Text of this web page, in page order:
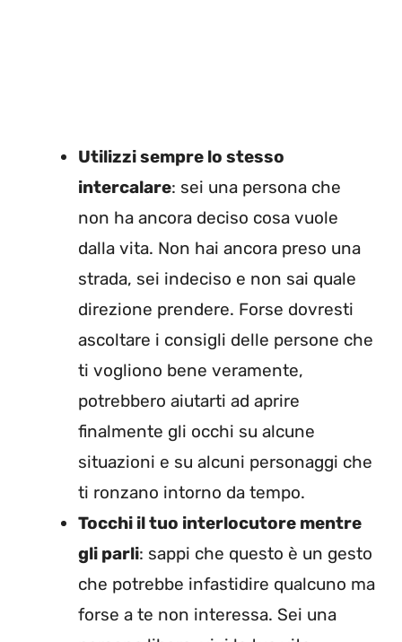
Utilizzi sempre lo stesso
intercalare: sei una persona che
non ha ancora deciso cosa vuole
dalla vita. Non hai ancora preso una
strada, sei indeciso e non sai quale
direzione prendere. Forse dovresti
ascoltare i consigli delle persone che
ti vogliono bene veramente,
potrebbero aiutarti ad aprire
finalmente gli occhi su alcune
situazioni e su alcuni personaggi che
ti ronzano intorno da tempo.
Tocchi il tuo interlocutore mentre
gli parli: sappi che questo è un gesto
che potrebbe infastidire qualcuno ma
forse a te non interessa. Sei una